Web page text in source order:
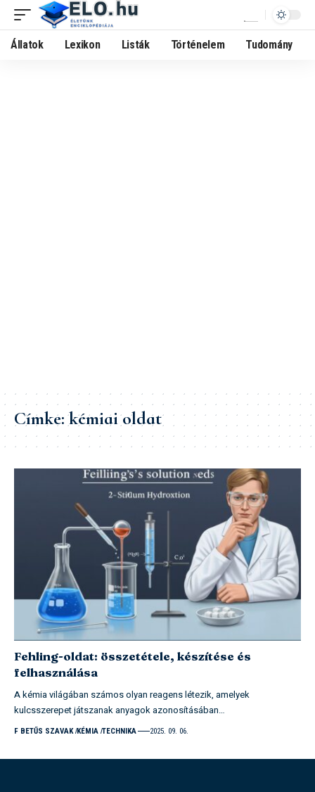
Állatok Lexikon Listák Történelem Tudomány
Címke:kémiai oldat
Fehling-oldat: összetétele, készítése és
felhasználása
A kémia világában számos olyan reagens létezik, amelyek
kulcsszerepet játszanak anyagok azonosításában…
F BETŰS SZAVAK KÉMIA TECHNIKA 2025. 09. 06.